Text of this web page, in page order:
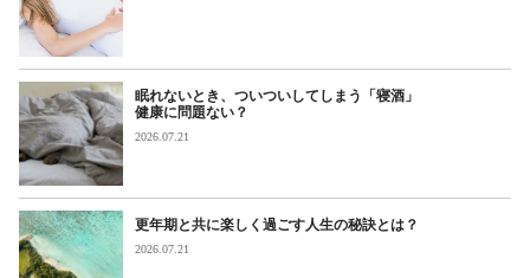
眠れないとき、ついついしてしまう「寝酒」
健康に問題ない？
2026.07.21
更年期と共に楽しく過ごす人生の秘訣とは？
2026.07.21